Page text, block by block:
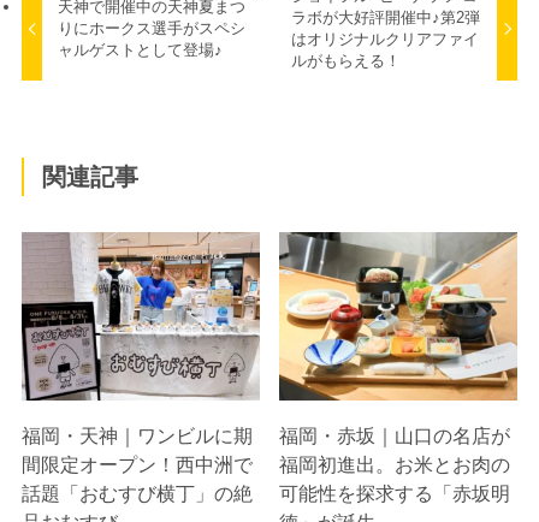
天神で開催中の天神夏まつ
りにホークス選手がスペシ
ャルゲストとして登場♪
ラボが大好評開催中♪第2弾
はオリジナルクリアファイ
ルがもらえる！
関連記事
福岡・天神｜ワンビルに期
間限定オープン！西中洲で
話題「おむすび横丁」の絶
福岡・赤坂｜山口の名店が
福岡初進出。お米とお肉の
可能性を探求する「赤坂明